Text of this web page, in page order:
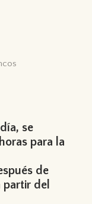
se
para la
de
partir del